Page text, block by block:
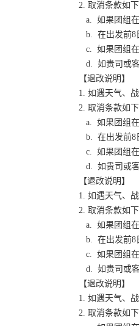
2. 取消条款如下
a. 如果团组在
b. 在出发前8
c. 如果团组在
d. 如贵司或客
【退改说明】
1. 如遇天气、
2. 取消条款如下
a. 如果团组在
b. 在出发前8
c. 如果团组在
d. 如贵司或客
【退改说明】
1. 如遇天气、
2. 取消条款如下
a. 如果团组在
b. 在出发前8
c. 如果团组在
d. 如贵司或客
【退改说明】
1. 如遇天气、
2. 取消条款如下